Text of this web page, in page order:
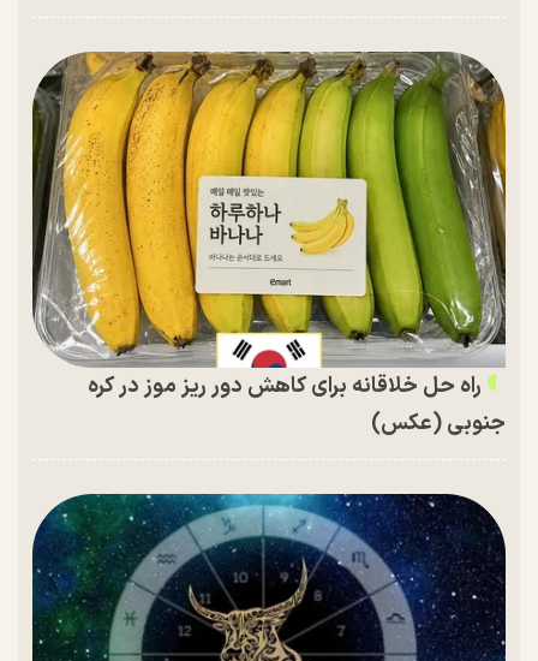
راه حل خلاقانه برای کاهش دور ریز موز در کره
جنوبی (عکس)